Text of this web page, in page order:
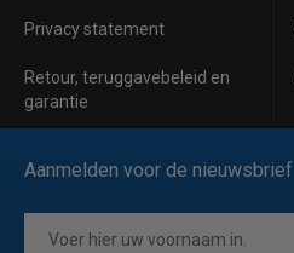
Privacy statement
Retour, teruggavebeleid en
garantie
Aanmelden voor de nieuwsbrief